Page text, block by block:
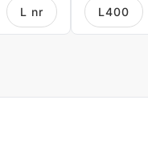
L nr L400